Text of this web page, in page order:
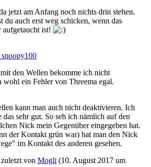
jetzt am Anfang noch nichts drin stehen.
du auch erst weg schicken, wenn das
ist!
den Wellen bekomme ich nicht
wohl ein Fehler von Threema egal.
kann man auch nicht deaktivieren. Ich
sehr gut. So seh ich nämlich auf den
Nick mein Gegenüber eingegeben hat.
der Kontakt grün war) hat man den Nick
im Kontakt des anderen gesehen.
von Mogli (10. August 2017 um